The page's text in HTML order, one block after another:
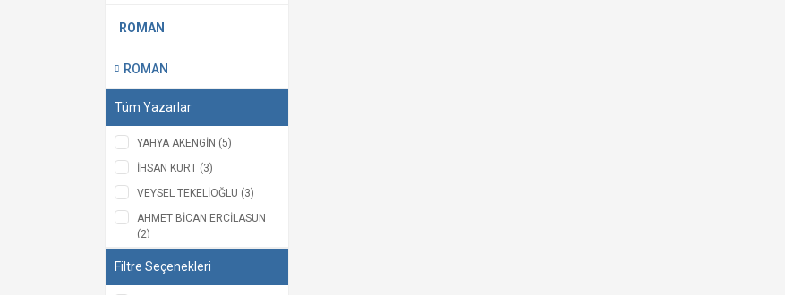
ROMAN
ROMAN
Tüm Yazarlar
YAHYA AKENGİN (5)
İHSAN KURT (3)
VEYSEL TEKELİOĞLU (3)
AHMET BİCAN ERCİLASUN
(2)
AHMET ERDAL (2)
DURSUN KUVELOĞLU (2)
Filtre Seçenekleri